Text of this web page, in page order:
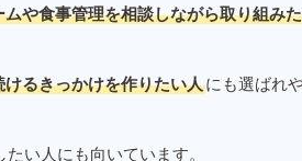
ムや食事管理を相談しながら取り組み
るきっかけを作りたい人にも選ばれ
い人にも向いています。